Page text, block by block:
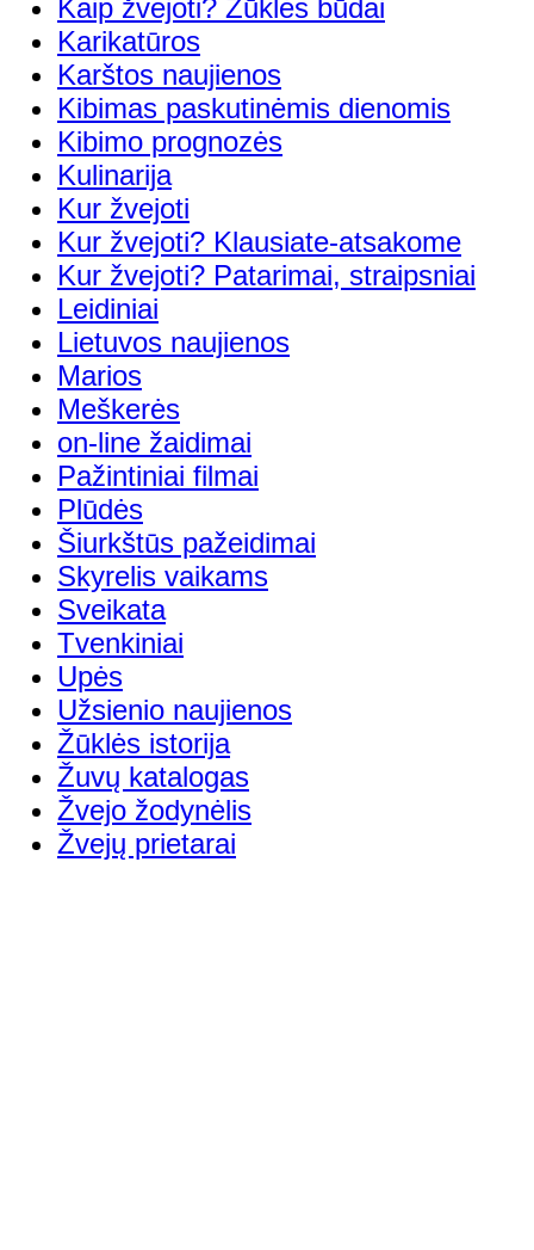
Kaip žvejoti? Žūklės būdai
Karikatūros
Karštos naujienos
Kibimas paskutinėmis dienomis
Kibimo prognozės
Kulinarija
Kur žvejoti
Kur žvejoti? Klausiate-atsakome
Kur žvejoti? Patarimai, straipsniai
Leidiniai
Lietuvos naujienos
Marios
Meškerės
on-line žaidimai
Pažintiniai filmai
Plūdės
Šiurkštūs pažeidimai
Skyrelis vaikams
Sveikata
Tvenkiniai
Upės
Užsienio naujienos
Žūklės istorija
Žuvų katalogas
Žvejo žodynėlis
Žvejų prietarai